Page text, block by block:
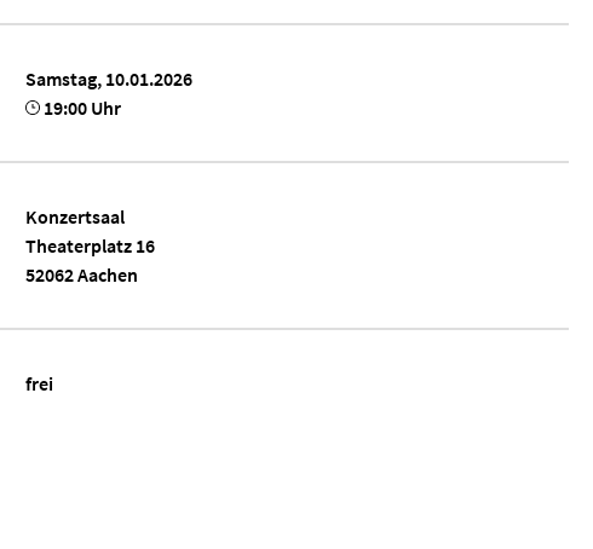
Samstag, 10.01.2026
19:00 Uhr
Konzertsaal
Theaterplatz 16
52062 Aachen
frei